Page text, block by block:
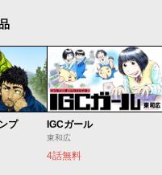
プ IGCガール
東和広
4話無料